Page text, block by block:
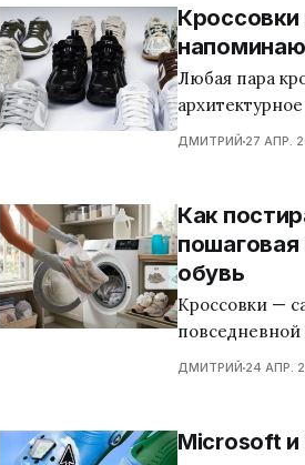
Кроссовки
Любая пара
ДМИТРИЙ 27 АПР.
Как
пошаговая
обувь
Кроссовки —
Многие
безопасной и
ДМИТРИЙ 24 АПР.
Microsoft